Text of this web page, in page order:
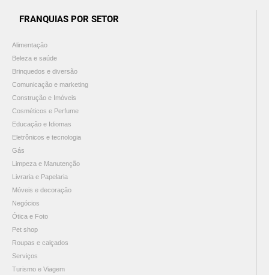
FRANQUIAS POR SETOR
Alimentação
Beleza e saúde
Brinquedos e diversão
Comunicação e marketing
Construção e Imóveis
Cosméticos e Perfume
Educação e Idiomas
Eletrônicos e tecnologia
Gás
Limpeza e Manutenção
Livraria e Papelaria
Móveis e decoração
Negócios
Ótica e Foto
Pet shop
Roupas e calçados
Serviços
Turismo e Viagem